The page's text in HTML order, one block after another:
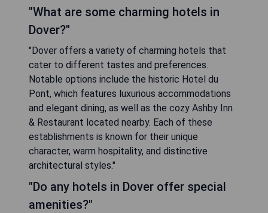
"What are some charming hotels in
Dover?"
"Dover offers a variety of charming hotels that
cater to different tastes and preferences.
Notable options include the historic Hotel du
Pont, which features luxurious accommodations
and elegant dining, as well as the cozy Ashby Inn
& Restaurant located nearby. Each of these
establishments is known for their unique
character, warm hospitality, and distinctive
architectural styles."
"Do any hotels in Dover offer special
amenities?"